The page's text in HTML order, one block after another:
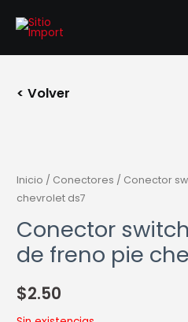
< Volver
Inicio / Conectores / Conector
chevrolet ds7
Conector
de freno pie
$2.50